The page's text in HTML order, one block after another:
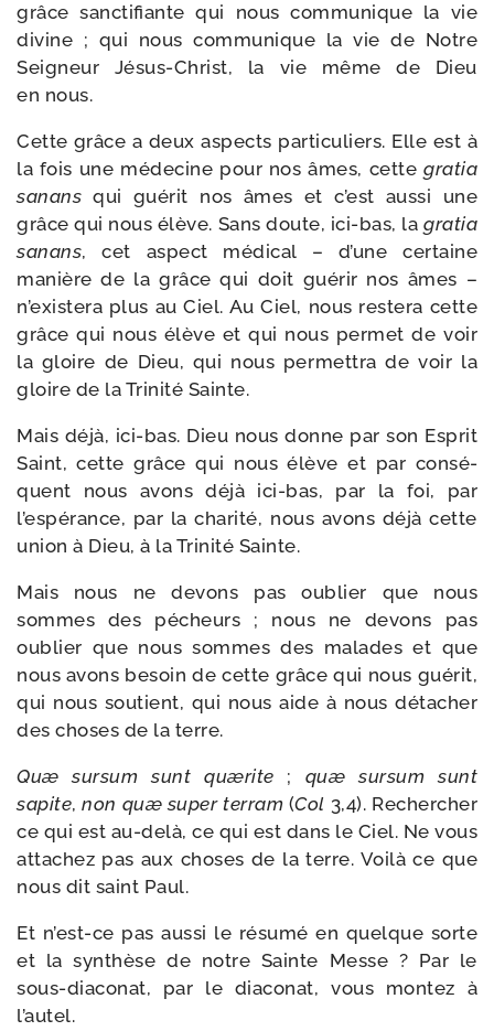
grâce sanc­ti­fiante qui nous com­mu­nique la vie
divine ; qui nous com­mu­nique la vie de Notre
Seigneur Jésus-​Christ, la vie même de Dieu
en nous.
Cette grâce a deux aspects par­ti­cu­liers. Elle est à
la fois une méde­cine pour nos âmes, cette gra­tia
sanans qui gué­rit nos âmes et c’est aus­si une
grâce qui nous élève. Sans doute, ici-​bas, la gra­tia
sanans, cet aspect médi­cal – d’une cer­taine
manière de la grâce qui doit gué­rir nos âmes –
n’existera plus au Ciel. Au Ciel, nous res­te­ra cette
grâce qui nous élève et qui nous per­met de voir
la gloire de Dieu, qui nous per­met­tra de voir la
gloire de la Trinité Sainte.
Mais déjà, ici-​bas. Dieu nous donne par son Esprit
Saint, cette grâce qui nous élève et par consé­
quent nous avons déjà ici-​bas, par la foi, par
l’espérance, par la cha­ri­té, nous avons déjà cette
union à Dieu, à la Trinité Sainte.
Mais nous ne devons pas oublier que nous
sommes des pécheurs ; nous ne devons pas
oublier que nous sommes des malades et que
nous avons besoin de cette grâce qui nous gué­rit,
qui nous sou­tient, qui nous aide à nous déta­cher
des choses de la terre.
Quæ sur­sum sunt quæ­rite ; quæ sur­sum sunt
sapite, non quæ super ter­ram (Col 3,4). Rechercher
ce qui est au-​delà, ce qui est dans le Ciel. Ne vous
atta­chez pas aux choses de la terre. Voilà ce que
nous dit saint Paul.
Et n’est-ce pas aus­si le résu­mé en quelque sorte
et la syn­thèse de notre Sainte Messe ? Par le
sous-​diaconat, par le dia­co­nat, vous mon­tez à
l’autel.